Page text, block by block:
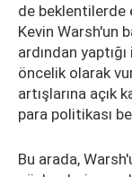
de beklentilerde
Kevin Warsh'un
ardından
öncelik olarak
artışlarına açık
para politikası
Bu arada,